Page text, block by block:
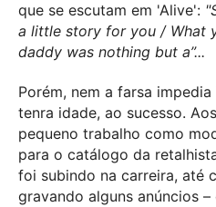
que se escutam em 'Alive':
a little story for you / What
daddy was nothing but a”...
Porém, nem a farsa
tenra idade, ao sucesso.
pequeno trabalho como
para o catálogo da
foi subindo na carreira, até
gravando alguns anúncios